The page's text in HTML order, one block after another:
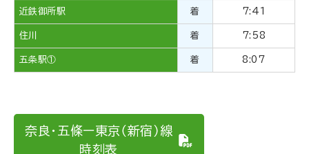
近鉄御所駅 着 7:41
住川 着 7:58
五条駅① 着 8:07
奈良・五條ー東京（新宿）線
時刻表